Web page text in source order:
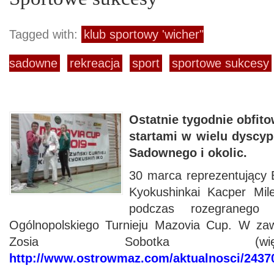
Tagged with: klub sportowy 'wicher"
sadowne rekreacja sport sportowe sukcesy
Ostatnie tygodnie
startami w wielu
Sadownego i okolic.
30 marca reprezentujący
Kyokushinkai Kacper
podczas
Ogólnopolskiego Turnieju Mazovia Cup. W
Zosia Sobotka
http://www.ostrowmaz.com/aktualnosci/